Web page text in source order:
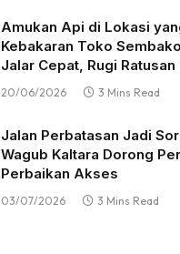
Amukan Api di Lokasi
Kebakaran Toko
Jalar Cepat, Rugi Ratusan
20/06/2026 3 Mins Read
Jalan Perbatasan Jadi
Wagub Kaltara Dorong
Perbaikan Akses
03/07/2026 3 Mins Read